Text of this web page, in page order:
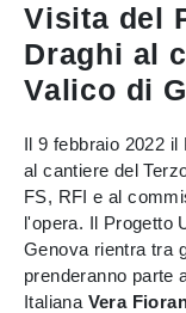
Visita del
Draghi al
Valico di
Il 9 febbraio 2022 il
al cantiere del
FS, RFI e al
l'opera. Il Progetto
Genova rientra tra
prenderanno parte
Italiana Vera